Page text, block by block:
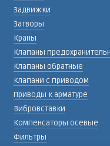
Задвижки
Затворы
Краны
Клапаны
Клапаны обратные
Клапани с приводом
Приводы к арматуре
Вибровставки
Компенсаторы осевые
Фильтры